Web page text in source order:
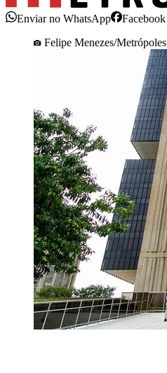
Enviar no WhatsApp Facebook
Felipe Menezes/Metrópoles